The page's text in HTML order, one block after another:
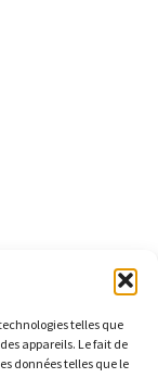
telles que
appareils. Le fait de
données telles que le